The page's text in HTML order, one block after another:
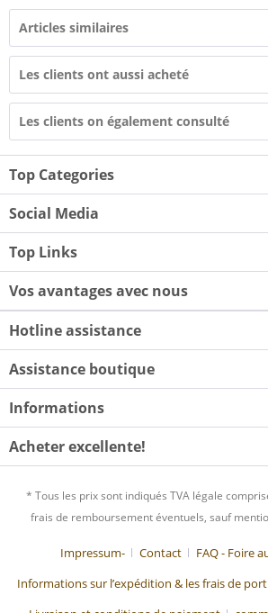
Articles similaires
Les clients ont aussi acheté
Les clients on également consulté
Top Categories
Social Media
Top Links
Vos avantages avec nous
Hotline assistance
Assistance boutique
Informations
Acheter excellente!
* Tous les prix sont indiqués TVA légale
frais de remboursement éventuels, sauf
Impressum- Contact
FAQ - Foire
Informations sur l’expédition & les frais de port